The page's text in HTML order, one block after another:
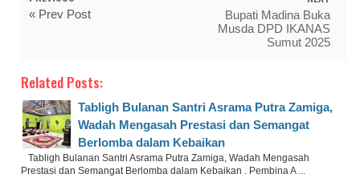
« Prev Post
Bupati Madina Buka
Musda DPD IKANAS
Sumut 2025
Related Posts:
Tabligh Bulanan Santri Asrama Putra Zamiga,
Wadah Mengasah Prestasi dan Semangat
Berlomba dalam Kebaikan
Tabligh Bulanan Santri Asrama Putra Zamiga, Wadah Mengasah
Prestasi dan Semangat Berlomba dalam Kebaikan . Pembina A ...